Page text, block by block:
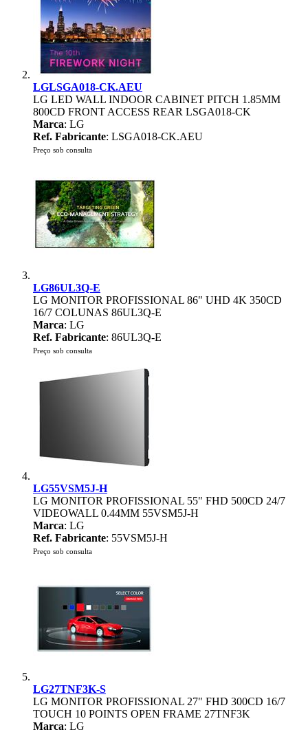
LGLSGA018-CK.AEU
LG LED WALL INDOOR CABINET PITCH 1.85MM
800CD FRONT ACCESS REAR LSGA018-CK
Marca: LG
Ref. Fabricante: LSGA018-CK.AEU
Preço sob consulta
LG86UL3Q-E
LG MONITOR PROFISSIONAL 86" UHD 4K 350CD
16/7 COLUNAS 86UL3Q-E
Marca: LG
Ref. Fabricante: 86UL3Q-E
Preço sob consulta
LG55VSM5J-H
LG MONITOR PROFISSIONAL 55" FHD 500CD 24/7
VIDEOWALL 0.44MM 55VSM5J-H
Marca: LG
Ref. Fabricante: 55VSM5J-H
Preço sob consulta
LG27TNF3K-S
LG MONITOR PROFISSIONAL 27" FHD 300CD 16/7
TOUCH 10 POINTS OPEN FRAME 27TNF3K
Marca: LG